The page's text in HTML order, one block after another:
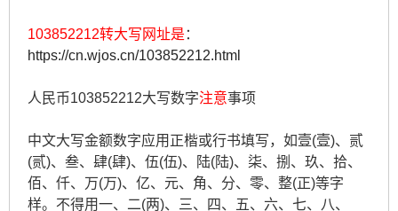
103852212转大写网址是 ：
https://cn.wjos.cn/103852212.html
人民币103852212大写数字注意事项
中文大写金额数字应用正楷或行书填写，如壹(壹)、贰
(贰)、叁、肆(肆)、伍(伍)、陆(陆)、柒、捌、玖、拾、
佰、仟、万(万)、亿、元、角、分、零、整(正)等字
样。不得用一、二(两)、三、四、五、六、七、八、